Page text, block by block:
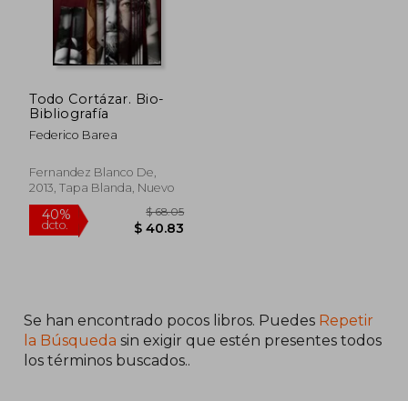
Todo Cortázar. Bio-
Bibliografía
Federico Barea
Fernandez Blanco De,
2013, Tapa Blanda, Nuevo
40%
dcto.
$ 68.05
$ 40.83
Se han encontrado pocos libros. Puedes Repetir
la Búsqueda sin exigir que estén presentes todos
los términos buscados..